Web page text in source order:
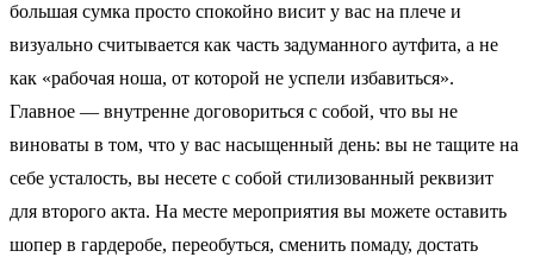
большая сумка просто спокойно висит у вас на плече и
визуально считывается как часть задуманного аутфита, а не
как «рабочая ноша, от которой не успели избавиться».
Главное — внутренне договориться с собой, что вы не
виноваты в том, что у вас насыщенный день: вы не тащите на
себе усталость, вы несете с собой стилизованный реквизит
для второго акта. На месте мероприятия вы можете оставить
шопер в гардеробе, переобуться, сменить помаду, достать